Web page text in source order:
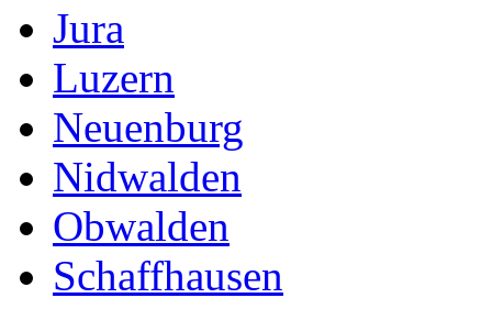
Jura
Luzern
Neuenburg
Nidwalden
Obwalden
Schaffhausen